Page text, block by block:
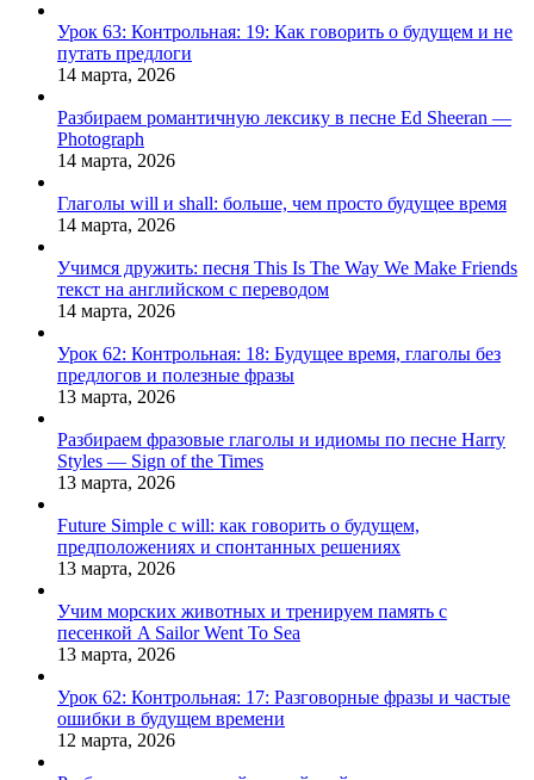
Урок 63: Контрольная: 19: Как говорить о будущем и не
путать предлоги
14 марта, 2026
Разбираем романтичную лексику в песне Ed Sheeran —
Photograph
14 марта, 2026
Глаголы will и shall: больше, чем просто будущее время
14 марта, 2026
Учимся дружить: песня This Is The Way We Make Friends
текст на английском с переводом
14 марта, 2026
Урок 62: Контрольная: 18: Будущее время, глаголы без
предлогов и полезные фразы
13 марта, 2026
Разбираем фразовые глаголы и идиомы по песне Harry
Styles — Sign of the Times
13 марта, 2026
Future Simple с will: как говорить о будущем,
предположениях и спонтанных решениях
13 марта, 2026
Учим морских животных и тренируем память с
песенкой A Sailor Went To Sea
13 марта, 2026
Урок 62: Контрольная: 17: Разговорные фразы и частые
ошибки в будущем времени
12 марта, 2026